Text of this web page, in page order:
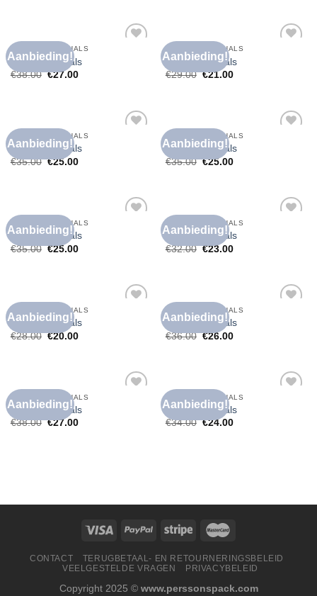
Aanbieding!
T SHIRT HOGE HALS
t shirt hoge hals
€38.00 €27.00
Aanbieding!
T SHIRT HOGE HALS
t shirt hoge hals
€29.00 €21.00
Aanbieding!
T SHIRT HOGE HALS
t shirt hoge hals
€35.00 €25.00
Aanbieding!
T SHIRT HOGE HALS
t shirt hoge hals
€35.00 €25.00
Aanbieding!
T SHIRT HOGE HALS
t shirt hoge hals
€35.00 €25.00
Aanbieding!
T SHIRT HOGE HALS
t shirt hoge hals
€32.00 €23.00
Aanbieding!
T SHIRT HOGE HALS
t shirt hoge hals
€28.00 €20.00
Aanbieding!
T SHIRT HOGE HALS
t shirt hoge hals
€36.00 €26.00
Aanbieding!
T SHIRT HOGE HALS
t shirt hoge hals
€38.00 €27.00
Aanbieding!
T SHIRT HOGE HALS
t shirt hoge hals
€34.00 €24.00
CONTACT
TERUGBETAAL- EN RETOURNERINGSBELEID
VEELGESTELDE VRAGEN
PRIVACYBELEID
Copyright 2025 © www.perssonspack.com